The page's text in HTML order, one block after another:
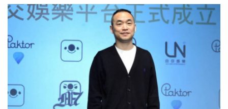
視其鏈上交易紀錄可知，黃立成至今已累計遭強制平倉335
次，頻繁爆倉的紀錄使其被市場戲稱為「爆倉之王」。更令
人關注的是其資產表現的劇烈反轉：過去一度累積約4,484
萬美元（約新台幣14.3億元）的帳面獲利，如今已轉為約
3,335萬美元（約新台幣10.6億元）的虧損，盈虧之間的落
差相當巨大。消息曝光後也讓網友笑稱，「麻吉大哥再度村
幾枝懶X了」、「麻吉大哥已經被打成液體狀好多次了，感
覺就像在進行行為藝術表演一樣。」據悉，「村幾枝懶X」